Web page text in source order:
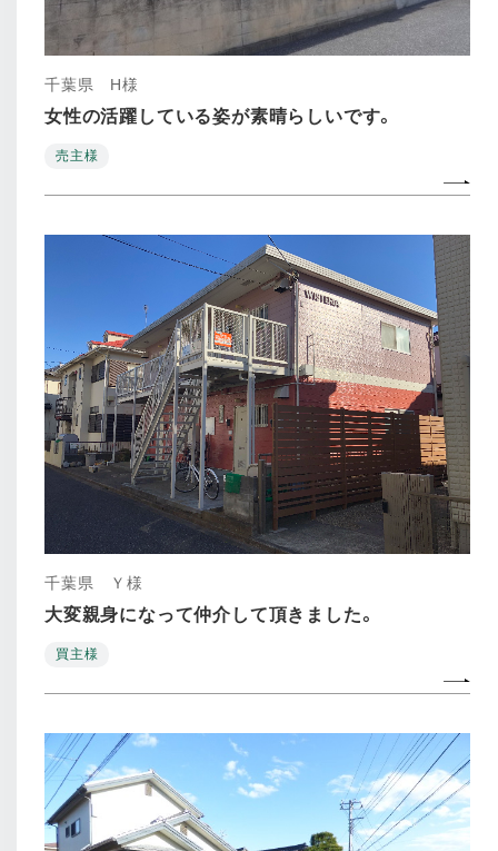
千葉県 H様
女性の活躍している姿が素晴らしいです。
売主様
千葉県 Ｙ様
大変親身になって仲介して頂きました。
買主様